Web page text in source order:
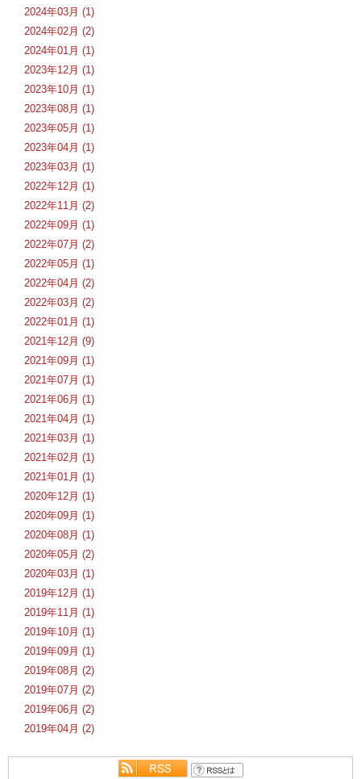
2024年03月 (1)
2024年02月 (2)
2024年01月 (1)
2023年12月 (1)
2023年10月 (1)
2023年08月 (1)
2023年05月 (1)
2023年04月 (1)
2023年03月 (1)
2022年12月 (1)
2022年11月 (2)
2022年09月 (1)
2022年07月 (2)
2022年05月 (1)
2022年04月 (2)
2022年03月 (2)
2022年01月 (1)
2021年12月 (9)
2021年09月 (1)
2021年07月 (1)
2021年06月 (1)
2021年04月 (1)
2021年03月 (1)
2021年02月 (1)
2021年01月 (1)
2020年12月 (1)
2020年09月 (1)
2020年08月 (1)
2020年05月 (2)
2020年03月 (1)
2019年12月 (1)
2019年11月 (1)
2019年10月 (1)
2019年09月 (1)
2019年08月 (2)
2019年07月 (2)
2019年06月 (2)
2019年04月 (2)